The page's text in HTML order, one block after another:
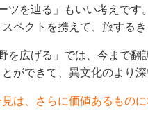
ツを辿る」もいい考えで
ペクトを携えて、旅するき
を広げる」では、今まで
ができて、異文化のより
は、さらに価値あるもの